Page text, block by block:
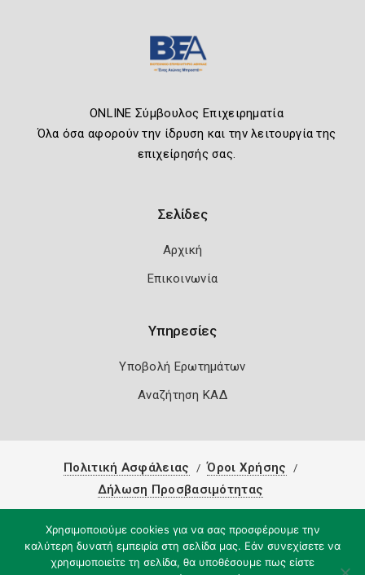
ONLINE Σύμβουλος Επιχειρηματία
Όλα όσα αφορούν την ίδρυση και την λειτουργία της
επιχείρησής σας.
Σελίδες
Αρχική
Επικοινωνία
Υπηρεσίες
Υποβολή Ερωτημάτων
Αναζήτηση ΚΑΔ
Πολιτική Ασφάλειας
Όροι Χρήσης
Δήλωση Προσβασιμότητας
Χρησιμοποιούμε cookies για να σας προσφέρουμε την
καλύτερη δυνατή εμπειρία στη σελίδα μας. Εάν συνεχίσετε να
χρησιμοποιείτε τη σελίδα, θα υποθέσουμε πως είστε